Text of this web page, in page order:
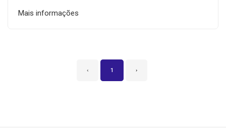
Mais informações
‹ 1 ›